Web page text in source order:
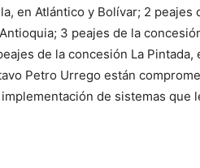
en Atlántico y Bolívar; 2 peajes
3 peajes de la
de la concesión La Pintada,
Petro Urrego están
de sistemas que